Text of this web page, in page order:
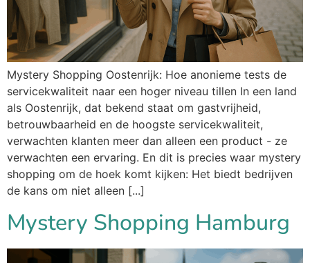
Mystery Shopping Oostenrijk: Hoe anonieme tests de
servicekwaliteit naar een hoger niveau tillen In een land
als Oostenrijk, dat bekend staat om gastvrijheid,
betrouwbaarheid en de hoogste servicekwaliteit,
verwachten klanten meer dan alleen een product - ze
verwachten een ervaring. En dit is precies waar mystery
shopping om de hoek komt kijken: Het biedt bedrijven
de kans om niet alleen [...]
Mystery Shopping Hamburg